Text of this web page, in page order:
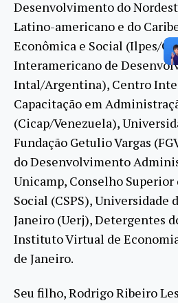
Desenvolvimento do
Latino-americano e do
Econômica e Social (Ilpes/
Interamericano de
Intal/Argentina), Centro
Capacitação em
(Cicap/Venezuela),
Fundação Getulio Vargas
do Desenvolvimento
Unicamp, Conselho
Social (CSPS), Universidade
Janeiro (Uerj), Detergentes
Instituto Virtual de
de Janeiro.
Seu filho, Rodrigo Ribeiro